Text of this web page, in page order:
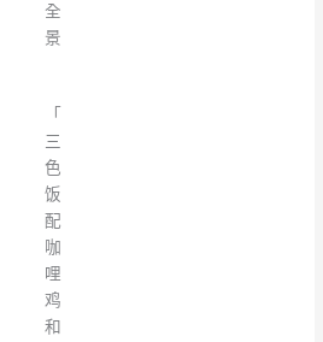
全
景
「
三
色
饭
配
咖
哩
鸡
和